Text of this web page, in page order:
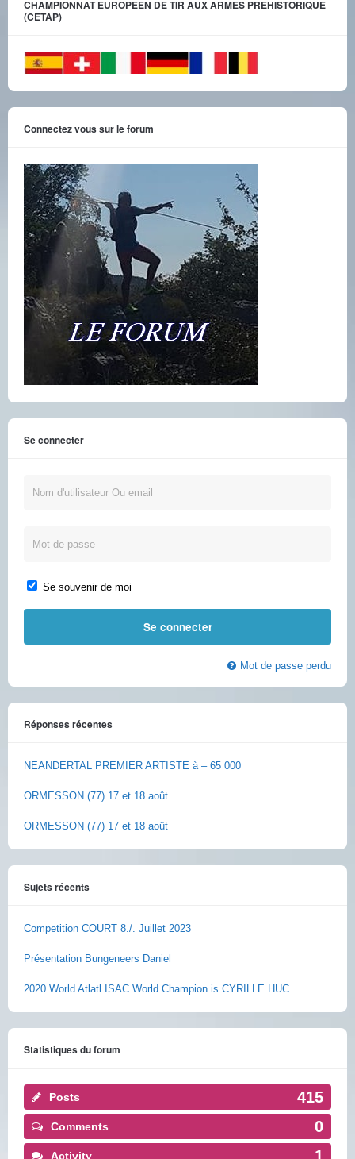
CHAMPIONNAT EUROPEEN DE TIR AUX ARMES PREHISTORIQUE
(CETAP)
Connectez vous sur le forum
Se connecter
Se souvenir de moi
Mot de passe perdu
Réponses récentes
NEANDERTAL PREMIER ARTISTE à – 65 000
ORMESSON (77) 17 et 18 août
ORMESSON (77) 17 et 18 août
Sujets récents
Competition COURT 8./. Juillet 2023
Présentation Bungeneers Daniel
2020 World Atlatl ISAC World Champion is CYRILLE HUC
Statistiques du forum
Posts 415
Comments 0
Activity